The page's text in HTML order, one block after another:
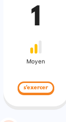
1
Moyen
s'exercer